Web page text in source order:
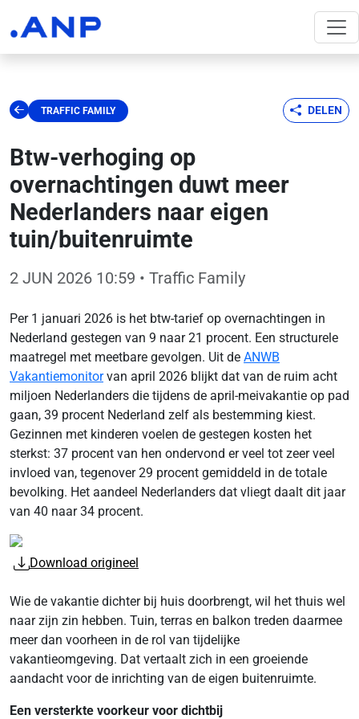
TRAFFIC FAMILY DELEN
Btw-verhoging op
overnachtingen duwt meer
Nederlanders naar eigen
tuin/buitenruimte
2 JUN 2026 10:59 • Traffic Family
Per 1 januari 2026 is het btw-tarief op overnachtingen in
Nederland gestegen van 9 naar 21 procent. Een structurele
maatregel met meetbare gevolgen. Uit de ANWB
Vakantiemonitorvan april 2026 blijkt dat van de ruim acht
miljoen Nederlanders die tijdens de april-meivakantie op pad
gaan, 39 procent Nederland zelf als bestemming kiest.
Gezinnen met kinderen voelen de gestegen kosten het
sterkst: 37 procent van hen ondervond er veel tot zeer veel
invloed van, tegenover 29 procent gemiddeld in de totale
bevolking. Het aandeel Nederlanders dat vliegt daalt dit jaar
van 40 naar 34 procent.
Download origineel
Wie de vakantie dichter bij huis doorbrengt, wil het thuis wel
naar zijn zin hebben. Tuin, terras en balkon treden daarmee
meer dan voorheen in de rol van tijdelijke
vakantieomgeving. Dat vertaalt zich in een groeiende
aandacht voor de inrichting van de eigen buitenruimte.
Een versterkte voorkeur voor dichtbij